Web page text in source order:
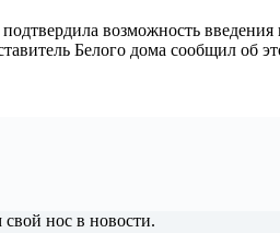
возможность введения
Белого дома сообщил
нос в новости.